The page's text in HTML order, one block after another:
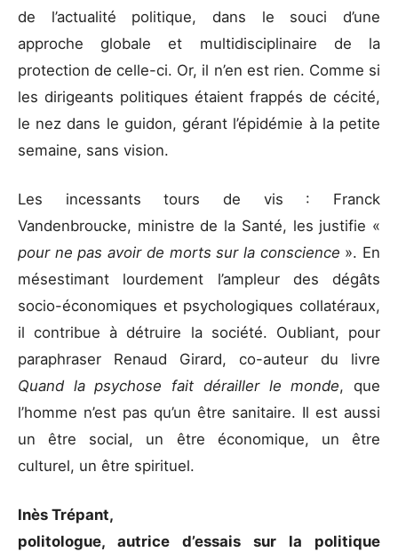
de l’actualité politique, dans le souci d’une
approche globale et multidisciplinaire de la
protection de celle-ci. Or, il n’en est rien. Comme si
les dirigeants politiques étaient frappés de cécité,
le nez dans le guidon, gérant l’épidémie à la petite
semaine, sans vision.
Les incessants tours de vis : Franck
Vandenbroucke, ministre de la Santé, les justifie «
pour ne pas avoir de morts sur la conscience ». En
mésestimant lourdement l’ampleur des dégâts
socio-économiques et psychologiques collatéraux,
il contribue à détruire la société. Oubliant, pour
paraphraser Renaud Girard, co-auteur du livre
Quand la psychose fait dérailler le monde, que
l’homme n’est pas qu’un être sanitaire. Il est aussi
un être social, un être économique, un être
culturel, un être spirituel.
Inès Trépant,
politologue, autrice d’essais sur la politique